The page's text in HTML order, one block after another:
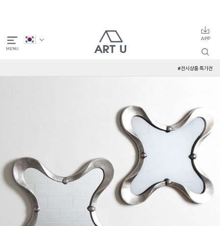
#전시상품 특가전